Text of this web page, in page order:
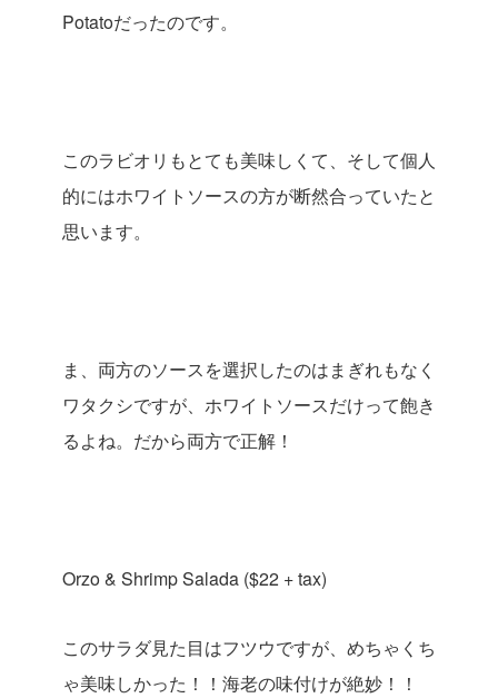
Potatoだったのです。
このラビオリもとても美味しくて、そして個人
的にはホワイトソースの方が断然合っていたと
思います。
ま、両方のソースを選択したのはまぎれもなく
ワタクシですが、ホワイトソースだけって飽き
るよね。だから両方で正解！
Orzo & Shrimp Salada ($22 + tax)
このサラダ見た目はフツウですが、めちゃくち
ゃ美味しかった！！海老の味付けが絶妙！！